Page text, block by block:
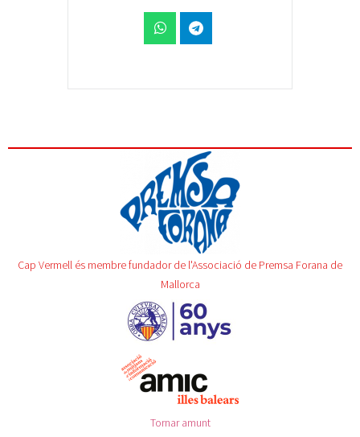
Cap Vermell és membre fundador de l'Associació de Premsa Forana de
Mallorca
Tornar amunt